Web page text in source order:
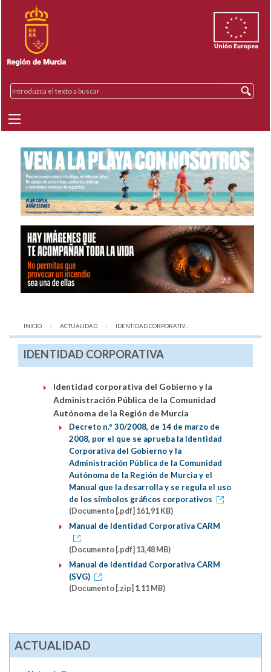
INICIO ACTUALIDAD AQUÍ:
IDENTIDAD CORPORATIV...
IDENTIDAD CORPORATIVA
Identidad corporativa del Gobierno y la
Administración Pública de la Comunidad
Autónoma de la Región de Murcia
Decreto n.º 30/2008, de 14 de marzo de
2008, por el que se aprueba la Identidad
Corporativa del Gobierno y la
Administración Pública de la Comunidad
Autónoma de la Región de Murcia y el
Manual que la desarrolla y se regula el uso
de los símbolos gráficos corporativos
(Documento [.pdf] 161,91 KB)
Manual de Identidad Corporativa CARM
(Documento [.pdf] 13,48 MB)
Manual de Identidad Corporativa CARM
(SVG)
(Documento [.zip] 1,11 MB)
ACTUALIDAD